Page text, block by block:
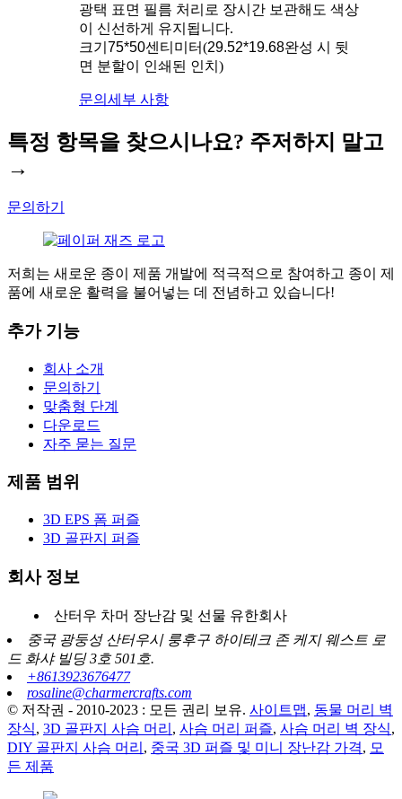
광택 표면 필름 처리로 장시간 보관해도 색상
이 신선하게 유지됩니다.
크기 75*50센티미터(29.52*19.68완성 시 뒷
면 분할이 인쇄된 인치)
문의 세부 사항
특정 항목을 찾으시나요? 주저하지 말고
→
문의하기
저희는 새로운 종이 제품 개발에 적극적으로 참여하고 종이 제
품에 새로운 활력을 불어넣는 데 전념하고 있습니다!
추가 기능
회사 소개
문의하기
맞춤형 단계
다운로드
자주 묻는 질문
제품 범위
3D EPS 폼 퍼즐
3D 골판지 퍼즐
회사 정보
산터우 차머 장난감 및 선물 유한회사
중국 광둥성 산터우시 룽후구 하이테크 존 케지 웨스트 로
드 화샤 빌딩 3호 501호.
+8613923676477
rosaline@charmercrafts.com
© 저작권 - 2010-2023 : 모든 권리 보유. 사이트맵, 동물 머리 벽
장식, 3D 골판지 사슴 머리 , 사슴 머리 퍼즐, 사슴 머리 벽 장식,
DIY 골판지 사슴 머리 , 중국 3D 퍼즐 및 미니 장난감 가격, 모
든 제품